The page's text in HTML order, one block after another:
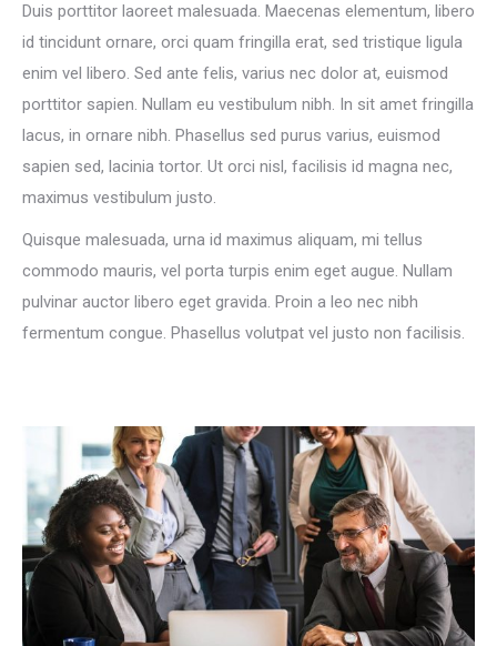
Duis porttitor laoreet malesuada. Maecenas elementum, libero
id tincidunt ornare, orci quam fringilla erat, sed tristique ligula
enim vel libero. Sed ante felis, varius nec dolor at, euismod
porttitor sapien. Nullam eu vestibulum nibh. In sit amet fringilla
lacus, in ornare nibh. Phasellus sed purus varius, euismod
sapien sed, lacinia tortor. Ut orci nisl, facilisis id magna nec,
maximus vestibulum justo.
Quisque malesuada, urna id maximus aliquam, mi tellus
commodo mauris, vel porta turpis enim eget augue. Nullam
pulvinar auctor libero eget gravida. Proin a leo nec nibh
fermentum congue. Phasellus volutpat vel justo non facilisis.